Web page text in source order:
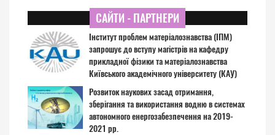
САЙТИ - ПАРТНЕРИ
Інститут проблем матеріалознавства (ІПМ)
запрошує до вступу магістрів на кафедру
прикладної фізики та матеріалознавства
Київського академічного університету (КАУ)
Розвиток наукових засад отримання,
зберігання та використання водню в системах
автономного енергозабезпечення на 2019-
2021 рр.